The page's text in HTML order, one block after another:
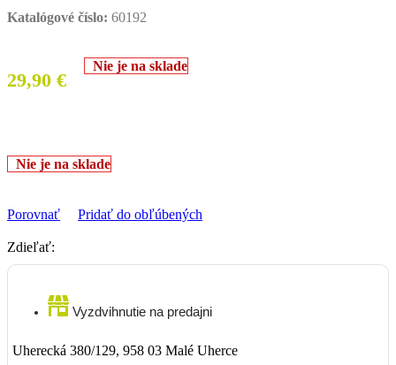
Katalógové číslo: 60192
29,90 €
Nie je na sklade
Nie je na sklade
Porovnať Pridať do obľúbených
Zdieľať:
Vyzdvihnutie na predajni
Uherecká 380/129, 958 03 Malé Uherce